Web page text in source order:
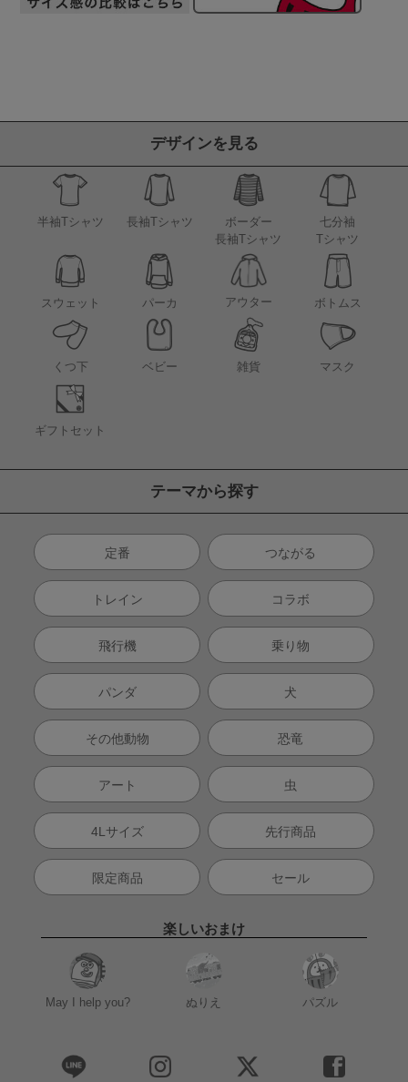
デザインを見る
半袖Tシャツ 長袖Tシャツ
ボーダー
長袖Tシャツ
七分袖
Tシャツ
スウェット パーカ アウター ボトムス
くつ下 ベビー 雑貨 マスク
ギフトセット
テーマから探す
定番 つながる
トレイン コラボ
飛行機 乗り物
パンダ 犬
その他動物 恐竜
アート 虫
4Lサイズ 先行商品
限定商品 セール
楽しいおまけ
May I help you? ぬりえ パズル